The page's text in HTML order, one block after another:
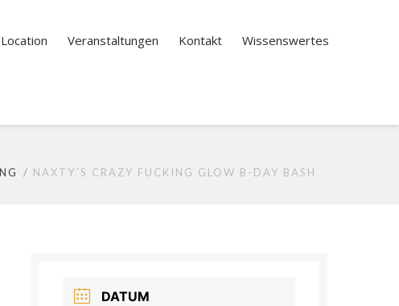
Veranstaltungen Kontakt Wissenswertes
NAXTY´S CRAZY FUCKING GLOW B-DAY BASH
DATUM